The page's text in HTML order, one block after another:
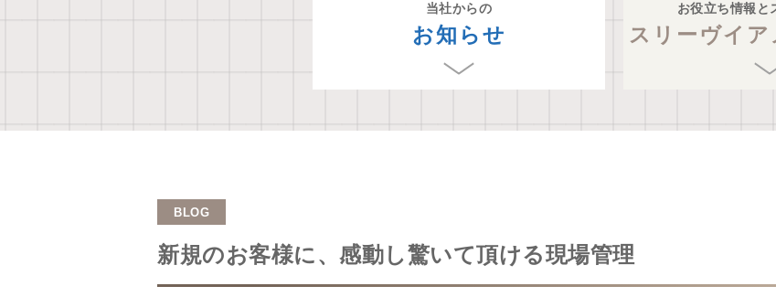
当社からの
お知らせ
お役立ち情報と
スリーヴイ
BLOG
新規のお客様に、感動し驚いて頂ける現場管理